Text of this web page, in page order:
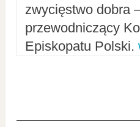
zwycięstwo dobra
przewodniczący
Episkopatu Polski.